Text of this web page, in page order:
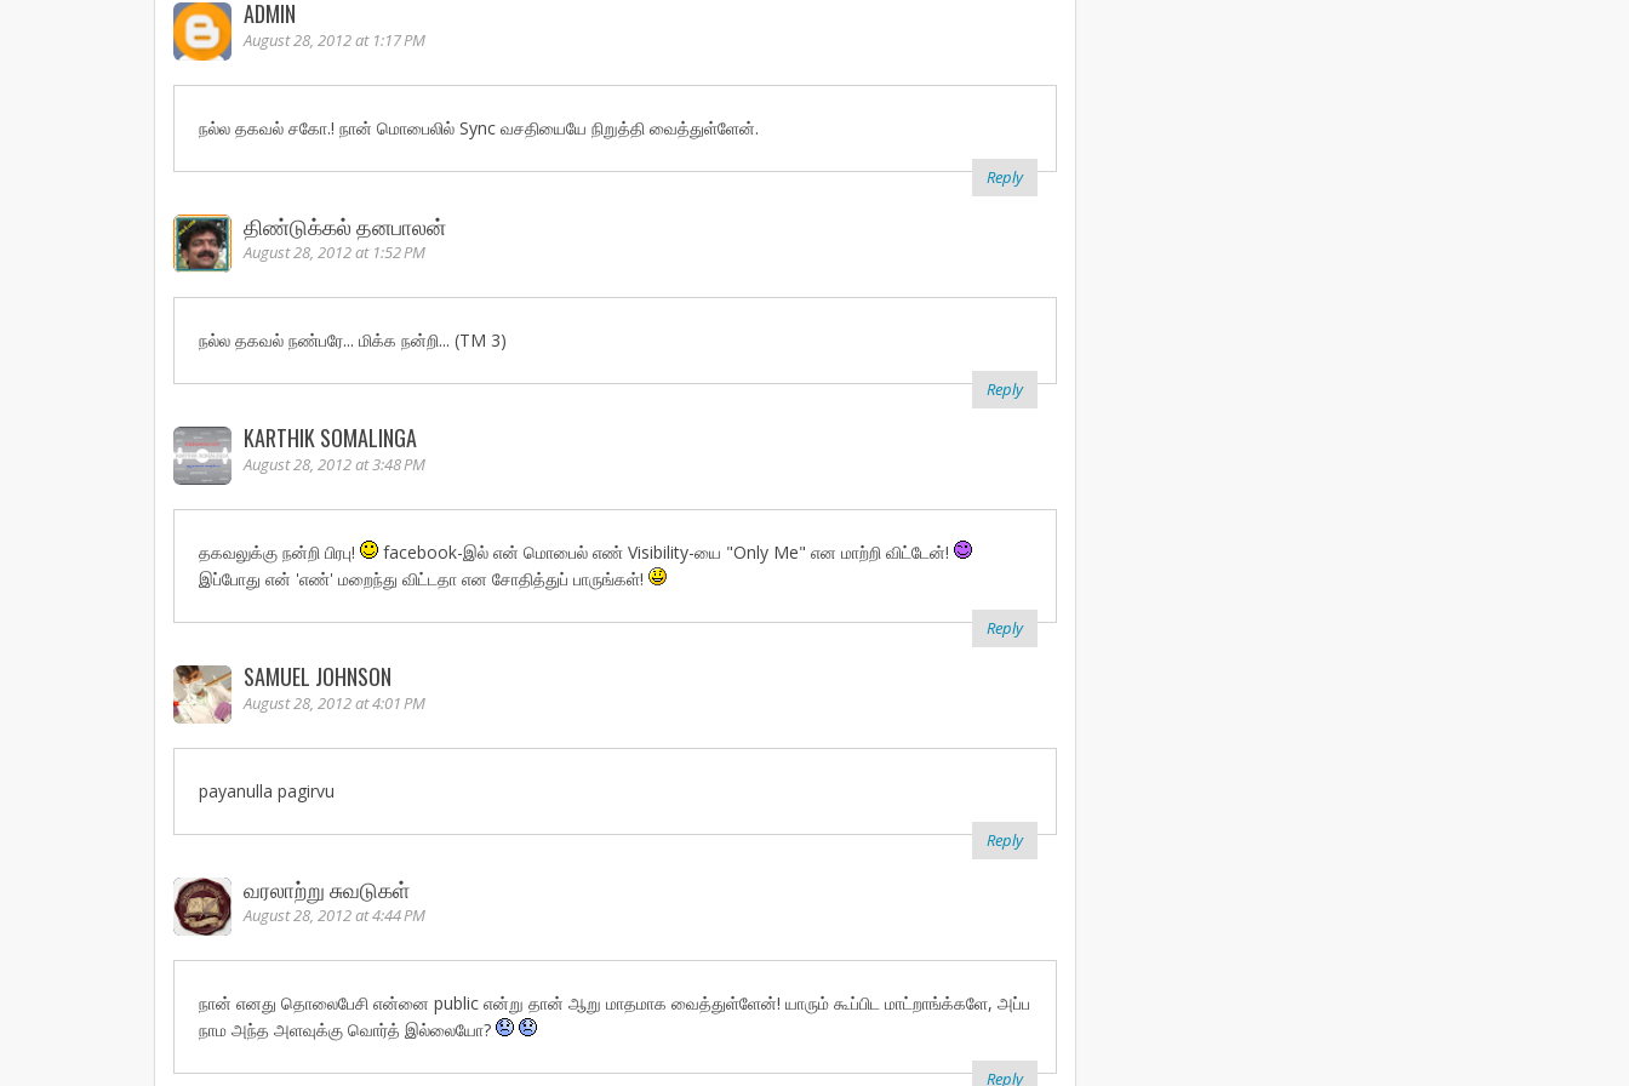
ADMIN
August 28, 2012 at 1:17 PM
நல்ல தகவல் சகோ.! நான் மொபைலில் Sync வசதியையே நிறுத்தி வைத்துள்ளேன்.
Reply
திண்டுக்கல் தனபாலன்
August 28, 2012 at 1:52 PM
நல்ல தகவல் நண்பரே... மிக்க நன்றி... (TM 3)
Reply
KARTHIK SOMALINGA
August 28, 2012 at 3:48 PM
தகவலுக்கு நன்றி பிரபு!
facebook-இல் என் மொபைல் எண் Visibility-யை "Only Me" என மாற்றி விட்டேன்!
இப்போது என் 'எண்' மறைந்து விட்டதா என சோதித்துப் பாருங்கள்!
Reply
SAMUEL JOHNSON
August 28, 2012 at 4:01 PM
payanulla pagirvu
Reply
வரலாற்று சுவடுகள்
August 28, 2012 at 4:44 PM
நான் எனது தொலைபேசி என்னை public என்று தான் ஆறு மாதமாக வைத்துள்ளேன்! யாரும் கூப்பிட மாட்றாங்க்களே, அப்ப
நாம அந்த அளவுக்கு வொர்த் இல்லையோ?
Reply